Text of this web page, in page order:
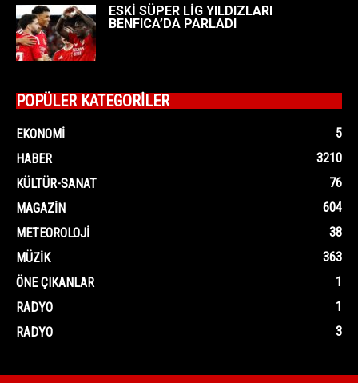
ESKİ SÜPER LİG YILDIZLARI
BENFICA’DA PARLADI
POPÜLER KATEGORİLER
EKONOMI
5
HABER
3210
KÜLTÜR-SANAT
76
MAGAZIN
604
METEOROLOJI
38
MÜZIK
363
ÖNE ÇIKANLAR
1
RADYO
1
RADYO
3